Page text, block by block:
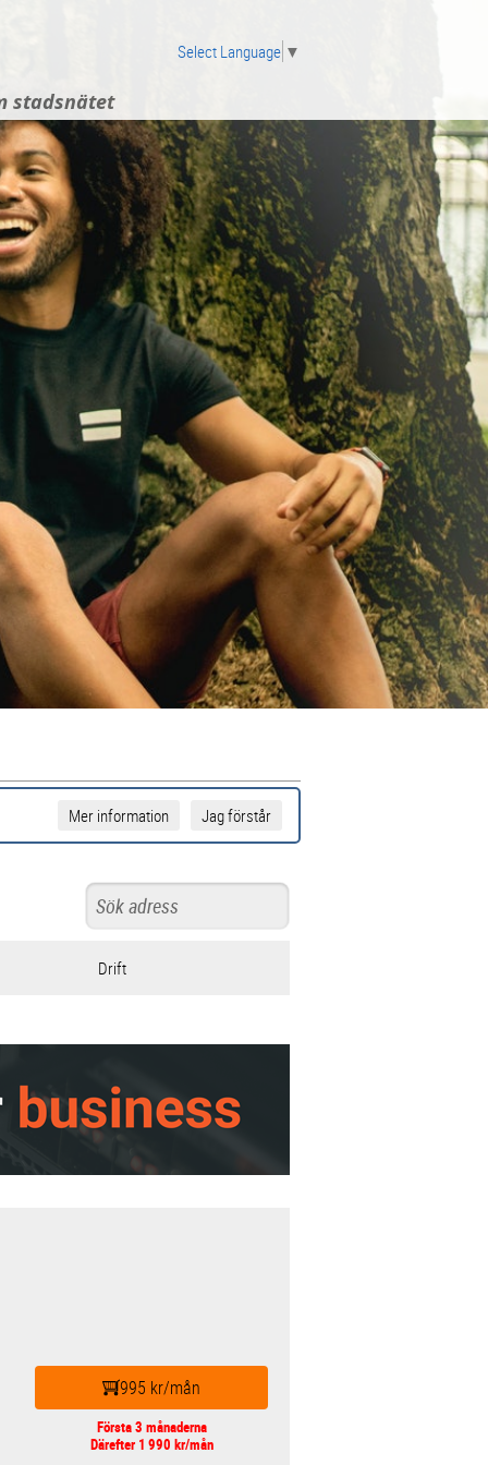
stadsnätet
Select Language ▼
Jag förstår
Mer information
Drift
995 kr/mån
Första 3 månaderna
Därefter 1 990 kr/mån